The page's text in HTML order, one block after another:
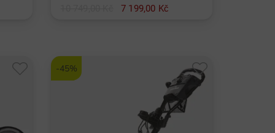
7 199,00 Kč
-45%